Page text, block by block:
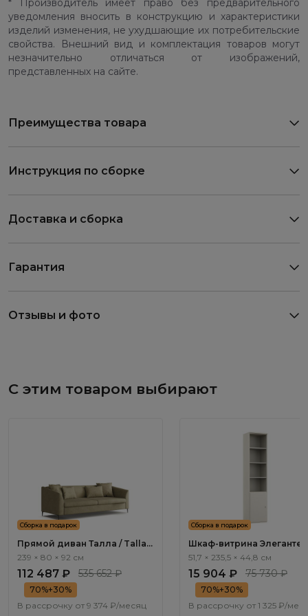
* Производитель имеет право без предварительного
уведомления вносить в конструкцию и характеристики
изделий изменения, не ухудшающие их потребительские
свойства. Внешний вид и комплектация товаров могут
незначительно отличаться от изображений,
представленных на сайте.
Преимущества товара
Инструкция по сборке
Доставка и сборка
Гарантия
Отзывы и фото
С этим товаром выбирают
Сборка в подарок
Прямой диван Талла / Talla
ММ100.4 с механизмом Пума
239 × 80 × 92 см
112 487 ₽ 535 652 ₽
70%+30%
В рассрочку от 9 374 ₽/месяц
Сборка в подарок
Шкаф-витрина Элеганте /
Elegante LE6367.1
51,7 × 235,5 × 44,8 см
15 904 ₽ 75 730 ₽
70%+30%
В рассрочку от 1 325 ₽/